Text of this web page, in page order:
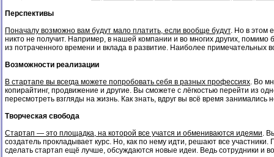
Перспективы
Поначалу возможно вам будут мало платить, если вообще будут. Но в этом
никто не получит. Например, в нашей компании и во многих других,
из потраченного времени и вклада в развитие. Наиболее примечательных
Возможности реализации
В стартапе вы всегда можете попробовать себя в разных профессиях. Во
копирайтинг, продвижение и другие. Вы сможете с лёгкостью перейти из
пересмотреть взгляды на жизнь. Как знать, вдруг вы всё время занимались
Творческая свобода
Стартап — это площадка, на которой все учатся и обмениваются идеями.
создатель прокладывает курс. Но, как по нему идти, решают все
сделать стартап ещё лучше, обсуждаются новые идеи. Ведь сотрудники и